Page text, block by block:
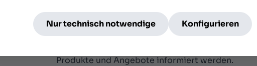
Newsletter
Abonnieren Sie jetzt einfach unseren regelmäßig
Produkte und Angebote informiert werden.
Nur technisch notwendige Konfigurieren